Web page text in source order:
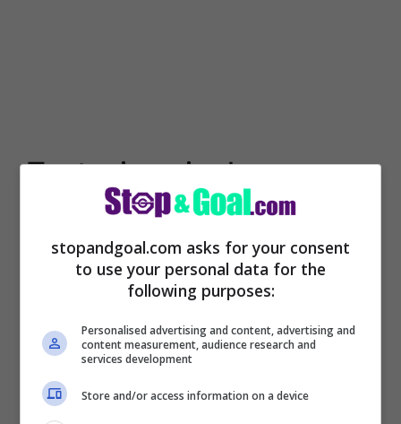
Tentazione inglese:
super offerta e addio
Inter
2024 per tentare di limitare la fuga da
gioielli di casa Inter. In tal senso, stando a
stopandgoal.com asks for your consent
to use your personal data for the
following purposes:
Personalised advertising and content, advertising and
content measurement, audience research and
services development
Store and/or access information on a device